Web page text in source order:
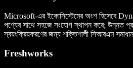
Microsoft-এর ইকোসিস্টেমের অংশ হিসেবে
পণ্যের সাথে সহজে সংযোগ স্থাপন করে; উন্নত
স্বয়ংক্রিয়করণের জন্য শক্তিশালী সিআরএম
Freshworks